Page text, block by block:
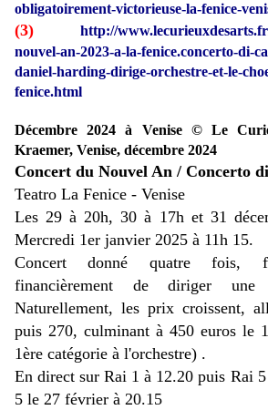
obligatoirement-victorieuse-la-fenice-
(3) http://
nouvel-an-2023-a-la-fenice.concerto-di-
daniel-harding-dirige-orchestre-et-le-
fenice.html
Décembre 2024 à Venise © Le
Kraemer, Venise, décembre 2024
Concert du Nouvel An / Concerto
Teatro La Fenice - Venise
Les 29 à 20h, 30 à 17h et 31
Mercredi 1er janvier 2025 à 11h 15.
Concert donné quatre fois,
financièrement de diriger une
Naturellement, les prix croissent,
puis 270, culminant à 450 euros le
1ère catégorie à l'orchestre) .
En direct sur Rai 1 à 12.20 puis Rai
5 le 27 février à 20.15